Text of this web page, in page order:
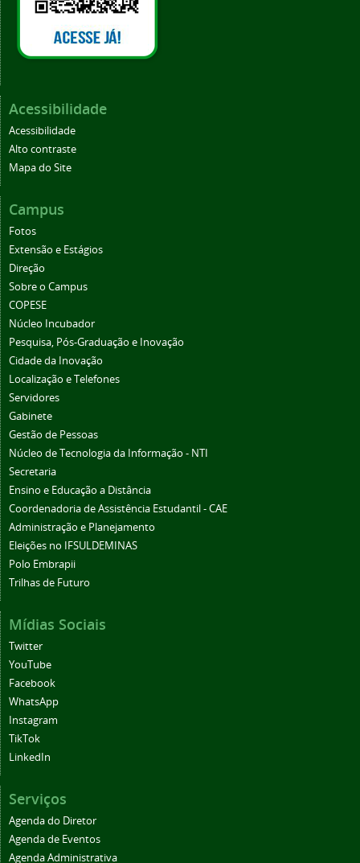
Acessibilidade
Acessibilidade
Alto contraste
Mapa do Site
Campus
Fotos
Extensão e Estágios
Direção
Sobre o Campus
COPESE
Núcleo Incubador
Pesquisa, Pós-Graduação e Inovação
Cidade da Inovação
Localização e Telefones
Servidores
Gabinete
Gestão de Pessoas
Núcleo de Tecnologia da Informação - NTI
Secretaria
Ensino e Educação a Distância
Coordenadoria de Assistência Estudantil - CAE
Administração e Planejamento
Eleições no IFSULDEMINAS
Polo Embrapii
Trilhas de Futuro
Mídias Sociais
Twitter
YouTube
Facebook
WhatsApp
Instagram
TikTok
LinkedIn
Serviços
Agenda do Diretor
Agenda de Eventos
Agenda Administrativa